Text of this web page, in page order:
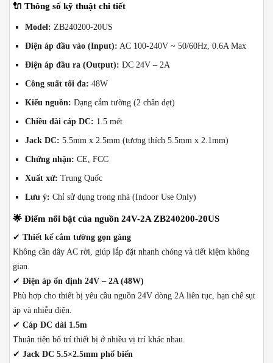
🔌 Thông số kỹ thuật chi tiết
Model: ZB240200-20US
Điện áp đầu vào (Input): AC 100-240V ~ 50/60Hz, 0.6A Max
Điện áp đầu ra (Output): DC 24V – 2A
Công suất tối đa: 48W
Kiểu nguồn: Dạng cắm tường (2 chân dẹt)
Chiều dài cáp DC: 1.5 mét
Jack DC: 5.5mm x 2.5mm (tương thích 5.5mm x 2.1mm)
Chứng nhận: CE, FCC
Xuất xứ: Trung Quốc
Lưu ý: Chỉ sử dụng trong nhà (Indoor Use Only)
🌟 Điểm nổi bật của nguồn 24V-2A ZB240200-20US
✔ Thiết kế cắm tường gọn gàng
Không cần dây AC rời, giúp lắp đặt nhanh chóng và tiết kiệm không
gian.
✔ Điện áp ổn định 24V – 2A (48W)
Phù hợp cho thiết bị yêu cầu nguồn 24V dòng 2A liên tục, hạn chế sụt
áp và nhiễu điện.
✔ Cáp DC dài 1.5m
Thuận tiện bố trí thiết bị ở nhiều vị trí khác nhau.
✔ Jack DC 5.5×2.5mm phổ biến